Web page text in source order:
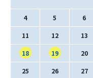
SNS運用ポリシー
4 5 6
11 12 13
18 19 20
25 26 27